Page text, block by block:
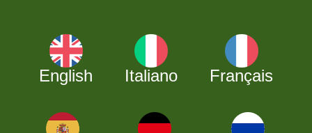
English Italiano Français